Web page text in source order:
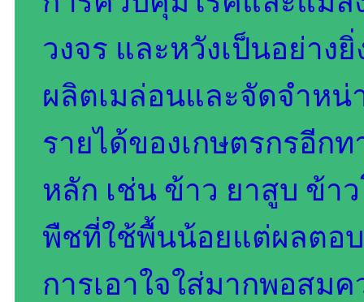
วงจร และหวังเป็นอย่าง
ผลิตเมล่อนและจัดจำหน่
รายได้ของเกษตรกรอีก
หลัก เช่น ข้าว ยาสูบ ข้า
พืชที่ใช้พื้นน้อยแต่ผลตอ
การเอาใจใส่มากพอสมค